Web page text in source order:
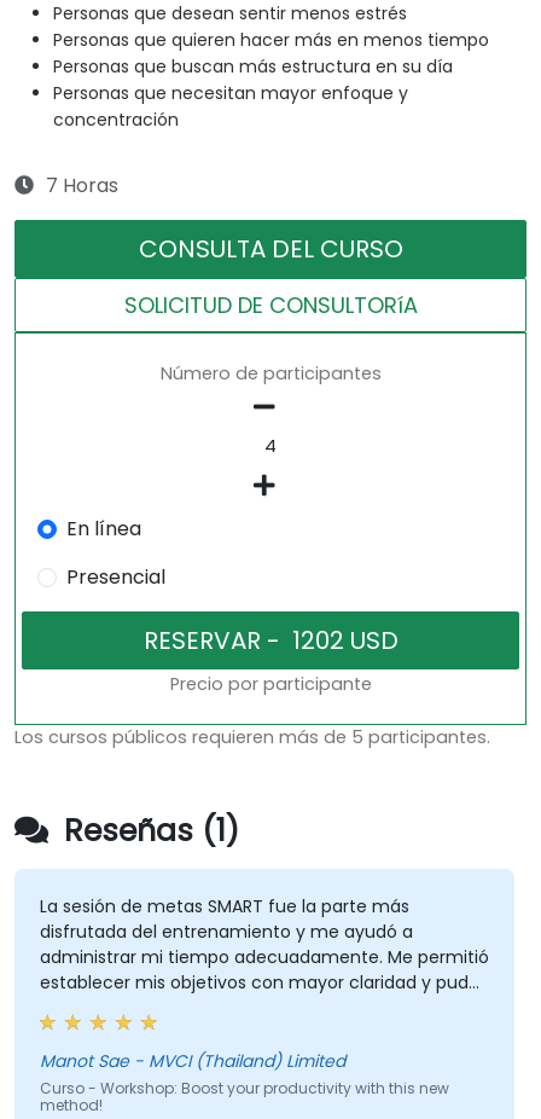
Personas que desean sentir menos estrés
Personas que quieren hacer más en menos tiempo
Personas que buscan más estructura en su día
Personas que necesitan mayor enfoque y
concentración
7 Horas
CONSULTA DEL CURSO
SOLICITUD DE CONSULTORíA
Número de participantes
En línea
Presencial
Precio por participante
Los cursos públicos requieren más de 5 participantes.
Reseñas (1)
La sesión de metas SMART fue la parte más
disfrutada del entrenamiento y me ayudó a
administrar mi tiempo adecuadamente. Me permitió
establecer mis objetivos con mayor claridad y pude
ver que establecer metas SMART se puede aplicar a
casi todo, como Finanzas, Vida Social, Carrera
Profesional y Crecimiento Personal.
Manot Sae - MVCI (Thailand) Limited
Curso - Workshop: Boost your productivity with this new
method!